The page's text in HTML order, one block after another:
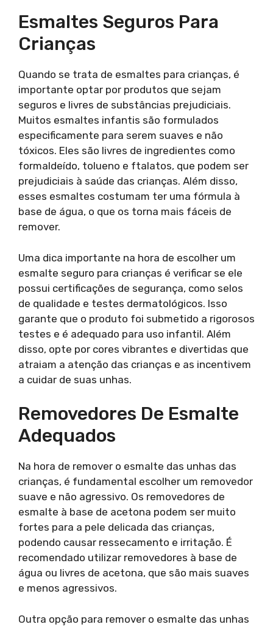
Esmaltes Seguros Para
Crianças
Quando se trata de esmaltes para crianças, é
importante optar por produtos que sejam
seguros e livres de substâncias prejudiciais.
Muitos esmaltes infantis são formulados
especificamente para serem suaves e não
tóxicos. Eles são livres de ingredientes como
formaldeído, tolueno e ftalatos, que podem ser
prejudiciais à saúde das crianças. Além disso,
esses esmaltes costumam ter uma fórmula à
base de água, o que os torna mais fáceis de
remover.
Uma dica importante na hora de escolher um
esmalte seguro para crianças é verificar se ele
possui certificações de segurança, como selos
de qualidade e testes dermatológicos. Isso
garante que o produto foi submetido a rigorosos
testes e é adequado para uso infantil. Além
disso, opte por cores vibrantes e divertidas que
atraiam a atenção das crianças e as incentivem
a cuidar de suas unhas.
Removedores De Esmalte
Adequados
Na hora de remover o esmalte das unhas das
crianças, é fundamental escolher um removedor
suave e não agressivo. Os removedores de
esmalte à base de acetona podem ser muito
fortes para a pele delicada das crianças,
podendo causar ressecamento e irritação. É
recomendado utilizar removedores à base de
água ou livres de acetona, que são mais suaves
e menos agressivos.
Outra opção para remover o esmalte das unhas